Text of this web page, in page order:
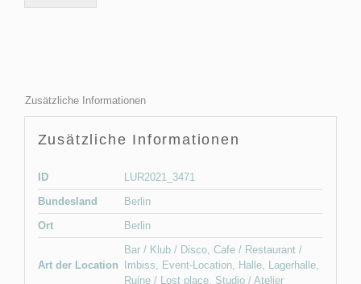
Zusätzliche Informationen
Zusätzliche Informationen
ID
LUR2021_3471
Bundesland
Berlin
Ort
Berlin
Art der Location
Bar / Klub / Disco, Cafe / Restaurant /
Imbiss, Event-Location, Halle, Lagerhalle,
Ruine / Lost place, Studio / Atelier